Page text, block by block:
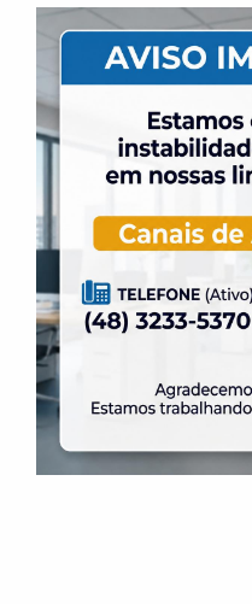
31 de julho de 2026
Venha para a
31 de julho de 2026
Alteração no
O Torneio de Duplas
PróTênis 2026 está
19 de julho de 2026
Venha para o Happy